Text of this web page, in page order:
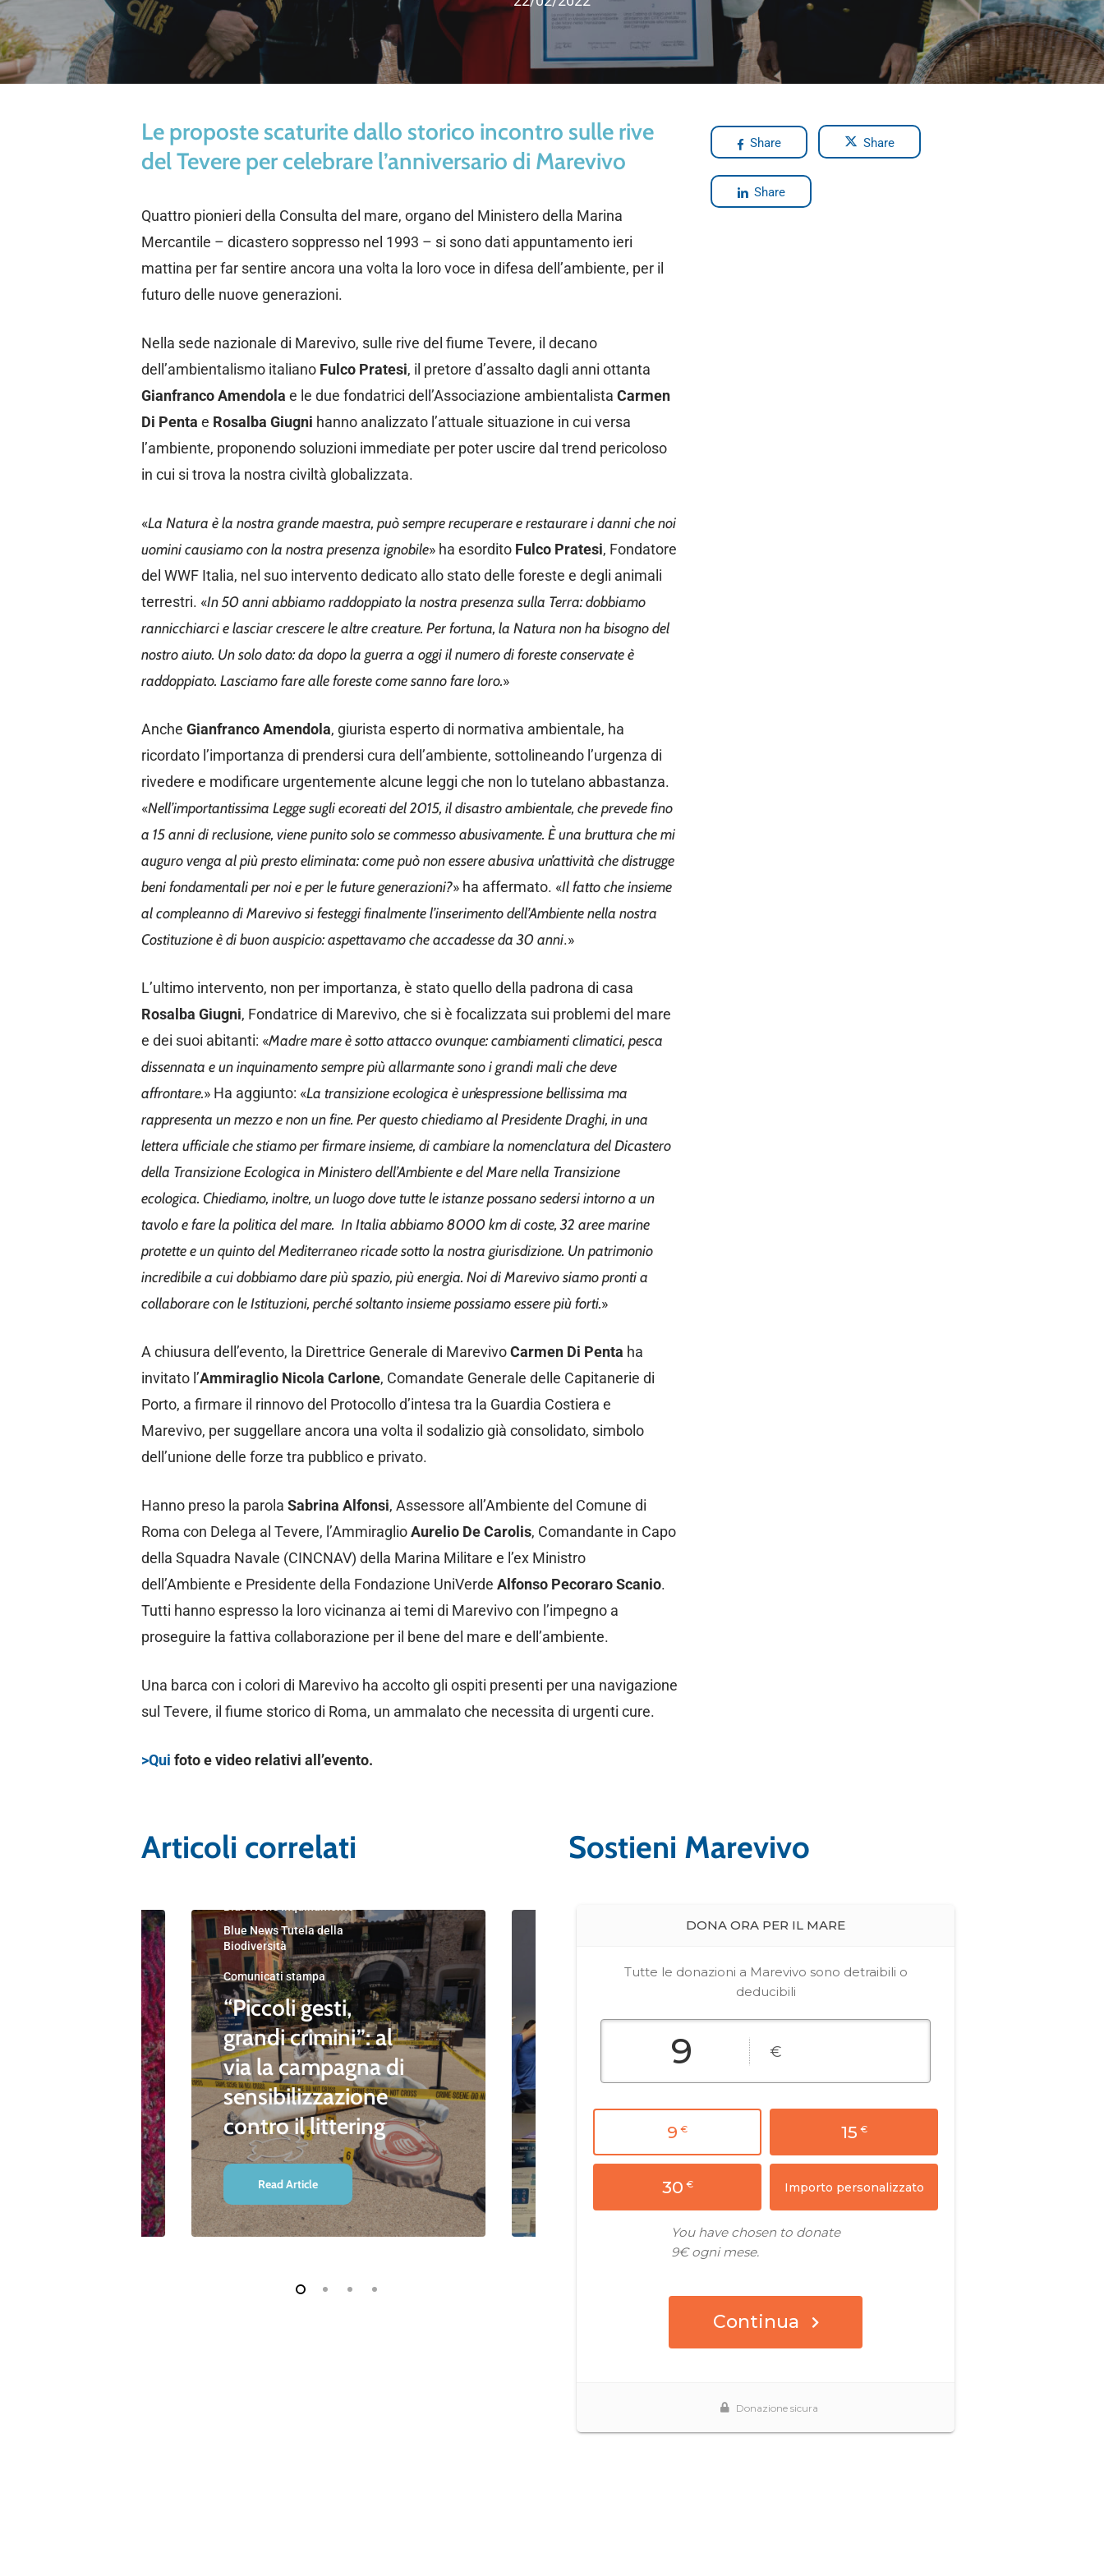
Le proposte scaturite dallo storico incontro sulle rive
del Tevere per celebrare l’anniversario di Marevivo
Quattro pionieri della Consulta del mare, organo del Ministero della Marina
Mercantile – dicastero soppresso nel 1993 – si sono dati appuntamento ieri
mattina per far sentire ancora una volta la loro voce in difesa dell’ambiente, per il
futuro delle nuove generazioni.
Nella sede nazionale di Marevivo, sulle rive del fiume Tevere, il decano
dell’ambientalismo italiano Fulco Pratesi, il pretore d’assalto dagli anni ottanta
Gianfranco Amendola e le due fondatrici dell’Associazione ambientalista Carmen
Di Penta e Rosalba Giugni hanno analizzato l’attuale situazione in cui versa
l’ambiente, proponendo soluzioni immediate per poter uscire dal trend pericoloso
in cui si trova la nostra civiltà globalizzata.
«La Natura è la nostra grande maestra, può sempre recuperare e restaurare i danni che noi
uomini causiamo con la nostra presenza ignobile» ha esordito Fulco Pratesi, Fondatore
del WWF Italia, nel suo intervento dedicato allo stato delle foreste e degli animali
terrestri. «In 50 anni abbiamo raddoppiato la nostra presenza sulla Terra: dobbiamo
rannicchiarci e lasciar crescere le altre creature. Per fortuna, la Natura non ha bisogno del
nostro aiuto. Un solo dato: da dopo la guerra a oggi il numero di foreste conservate è
raddoppiato. Lasciamo fare alle foreste come sanno fare loro.»
Anche Gianfranco Amendola, giurista esperto di normativa ambientale, ha
ricordato l’importanza di prendersi cura dell’ambiente, sottolineando l’urgenza di
rivedere e modificare urgentemente alcune leggi che non lo tutelano abbastanza.
«Nell’importantissima Legge sugli ecoreati del 2015, il disastro ambientale, che prevede fino
a 15 anni di reclusione, viene punito solo se commesso abusivamente. È una bruttura che mi
auguro venga al più presto eliminata: come può non essere abusiva un’attività che distrugge
beni fondamentali per noi e per le future generazioni?» ha affermato. «Il fatto che insieme
al compleanno di Marevivo si festeggi finalmente l’inserimento dell’Ambiente nella nostra
Costituzione è di buon auspicio: aspettavamo che accadesse da 30 anni.»
L’ultimo intervento, non per importanza, è stato quello della padrona di casa
Rosalba Giugni, Fondatrice di Marevivo, che si è focalizzata sui problemi del mare
e dei suoi abitanti: «Madre mare è sotto attacco ovunque: cambiamenti climatici, pesca
dissennata e un inquinamento sempre più allarmante sono i grandi mali che deve
affrontare.» Ha aggiunto: «La transizione ecologica è un’espressione bellissima ma
rappresenta un mezzo e non un fine. Per questo chiediamo al Presidente Draghi, in una
lettera ufficiale che stiamo per firmare insieme, di cambiare la nomenclatura del Dicastero
della Transizione Ecologica in Ministero dell’Ambiente e del Mare nella Transizione
ecologica. Chiediamo, inoltre, un luogo dove tutte le istanze possano sedersi intorno a un
tavolo e fare la politica del mare. In Italia abbiamo 8000 km di coste, 32 aree marine
protette e un quinto del Mediterraneo ricade sotto la nostra giurisdizione. Un patrimonio
incredibile a cui dobbiamo dare più spazio, più energia. Noi di Marevivo siamo pronti a
collaborare con le Istituzioni, perché soltanto insieme possiamo essere più forti.»
A chiusura dell’evento, la Direttrice Generale di MarevivoCarmen Di Penta ha
invitato l’Ammiraglio Nicola Carlone, Comandate Generale delle Capitanerie di
Porto, a firmare il rinnovo del Protocollo d’intesa tra la Guardia Costiera e
Marevivo, per suggellare ancora una volta il sodalizio già consolidato, simbolo
dell’unione delle forze tra pubblico e privato.
Hanno preso la parola Sabrina Alfonsi, Assessore all’Ambiente del Comune di
Roma con Delega al Tevere, l’AmmiraglioAurelio De Carolis, Comandante in Capo
della Squadra Navale (CINCNAV) della Marina Militare e l’ex Ministro
dell’Ambiente e Presidente della Fondazione UniVerde Alfonso Pecoraro Scanio.
Tutti hanno espresso la loro vicinanza ai temi di Marevivo con l’impegno a
proseguire la fattiva collaborazione per il bene del mare e dell’ambiente.
Una barca con i colori di Marevivo ha accolto gli ospiti presenti per una navigazione
sul Tevere, il fiume storico di Roma, un ammalato che necessita di urgenti cure.
>Qui foto e video relativi all’evento.
Share Share
Share
Articoli correlati
Blue News
Blue News Tutela della
Biodiversità
Comunicati stampa
“Piccoli gesti,
grandi crimini”: al
via la campagna di
sensibilizzazione
contro il littering
Read Article
Blue News Educazione Ambientale
Blue News Tutela della
Legalità 2026”
Blue News Cambiamenti Climatici
ritmi preoccupanti
Read Article
Sostieni Marevivo